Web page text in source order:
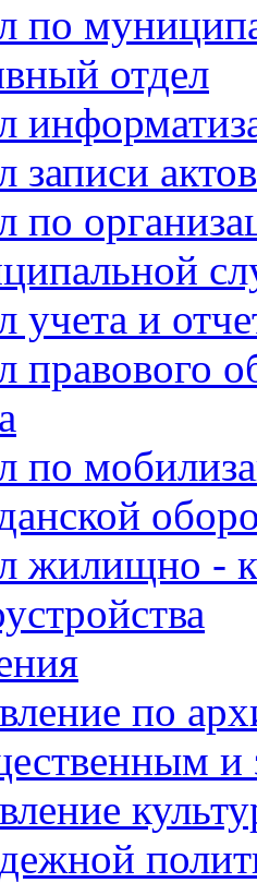
по
отдел
записи
по
учета и
правового
по
жилищно -
по
и